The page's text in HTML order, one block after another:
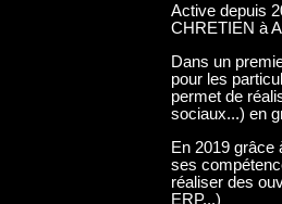
Active depuis
CHRETIEN à
Dans un
pour les
permet de
sociaux...) en
En 2019 grâce
ses
réaliser des
ERP...)